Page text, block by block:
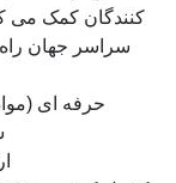
کنندگان کمک می
سراسر جهان راه